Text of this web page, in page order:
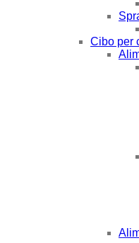
Cibo per